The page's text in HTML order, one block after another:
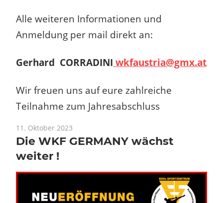
Alle weiteren Informationen und
Anmeldung per mail direkt an:
Gerhard CORRADINI wkfaustria@gmx.at
Wir freuen uns auf eure zahlreiche
Teilnahme zum Jahresabschluss
11. Oktober 2023
Die WKF GERMANY wächst
weiter !